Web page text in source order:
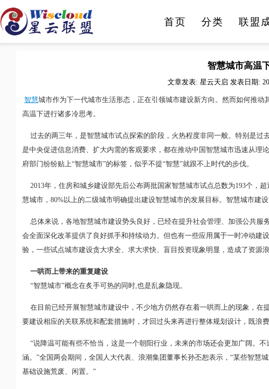
首页 分类
医疗健康
联盟
智慧城市高温
文章发表: 星云天启 发表日期:
智慧城市作为下一代城市生活形态，正在引领城市建设新方向。然而如何推
高温下进行诸多冷思考。
过去的两三年，是智慧城市试点探索的阶段，火热程度非同一般。特别是过
是中央促进信息消费、扩大内需的客观要求，都在推动中国智慧城市迅速从理
府部门纷纷贴上“智慧城市”的标签，似乎不提“智慧”就跟不上时代的步伐。
2013年，住房和城乡建设部先后公布两批国家智慧城市试点总数为193个，
慧城市，80%以上的二级城市明确提出建设智慧城市的发展目标。智慧城市建设
总体来说，各地智慧城市建设势头良好，已经在提升社会管理、加强公共服
会全面深化改革提供了良好抓手和持续动力。但也有一些应用属于一时冲动建
验，一些试点城市建设贪大求全、求大求快、盲目投资现象明显，造成了资源
一哄而上带来的重复建设
“智慧城市”概念在炙手可热的同时,也是乱象隐现。
在目前已经开展智慧城市建设中，不少地方仍然存在着一哄而上的现象，在
要建设相应的关联系统和配套措施时，才回过头来再进行整体规划设计，既浪
“说降温可能有些不恰当，这是一个朝阳行业，未来的市场还会更加广阔。
涵。”全国两会期间，全国人大代表、浪潮集团董事长孙丕恕表示，“某些智慧
基础设施荒废、闲置。”